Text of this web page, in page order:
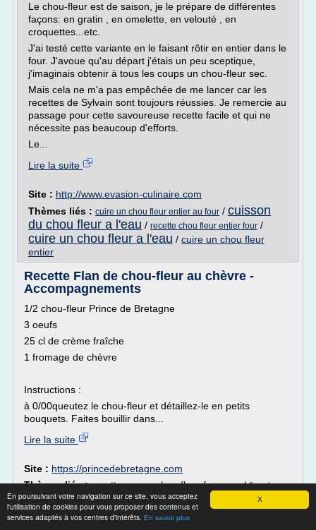
X
En poursuivant votre navigation sur ce site, vous acceptez
l'utilisation de cookies pour vous proposer des contenus et
services adaptés à vos centres d'intérêts. En savoir plus
Le chou-fleur est de saison, je le prépare de différentes
façons: en gratin , en omelette, en velouté , en
croquettes...etc.
J'ai testé cette variante en le faisant rôtir en entier dans le
four. J'avoue qu'au départ j'étais un peu sceptique,
j'imaginais obtenir à tous les coups un chou-fleur sec.
Mais cela ne m'a pas empêchée de me lancer car les
recettes de Sylvain sont toujours réussies. Je remercie au
passage pour cette savoureuse recette facile et qui ne
nécessite pas beaucoup d'efforts.
Le...
Lire la suite
Site : http://www.evasion-culinaire.com
Thèmes liés : cuire un chou fleur entier au four / cuisson
du chou fleur a l'eau / recette chou fleur entier four /
cuire un chou fleur a l'eau / cuire un chou fleur
entier
Recette Flan de chou-fleur au chèvre -
Accompagnements
1/2 chou-fleur Prince de Bretagne
3 oeufs
25 cl de crème fraîche
1 fromage de chèvre
Instructions :
à 0/00queutez le chou-fleur et détaillez-le en petits
bouquets. Faites bouillir dans...
Lire la suite
Site : https://princedebretagne.com
Thèmes liés :recette creme chou fleur fromage/flan de
chou fleur au chevre/ recette accompagnement chou fleur
recette creme de chou fleur froide/recette creme chou
fleurs